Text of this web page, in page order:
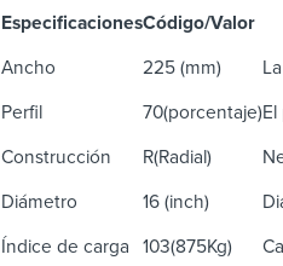
EspecificacionesCódigo/Valor
Ancho 225 (mm)
Perfil 70(porcentaje)El
Construcción R(Radial)
Diámetro 16 (inch)
Índice de carga 103(875Kg)